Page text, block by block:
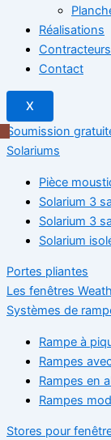
Réalisations
Contracteurs
Contact
X
Soumission
Solariums
Pièce
Solarium 3
Solarium 3
Solarium
Portes pliantes
Les fenêtres
Systèmes de
Rampe à
Rampes
Rampes en
Rampes
Stores pour